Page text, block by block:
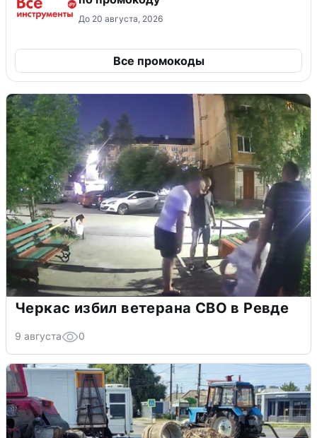
До 20 августа, 2026
Все промокоды
Черкас избил ветерана СВО в Ревде
9 августа 0